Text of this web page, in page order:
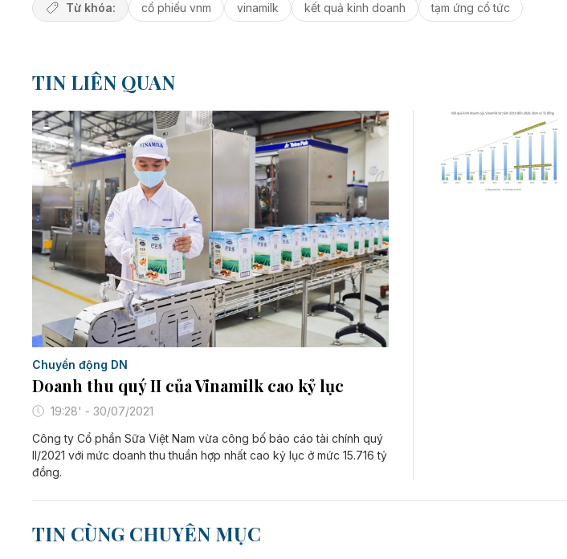
Từ khóa: cổ phiếu vnm vinamilk kết quả kinh doanh tạm ứng cổ tức
TIN LIÊN QUAN
Chuyển động DN
Doanh thu quý II của Vinamilk cao kỷ lục
19:28' - 30/07/2021
Công ty Cổ phần Sữa Việt Nam vừa công bố báo cáo tài chính quý
II/2021 với mức doanh thu thuần hợp nhất cao kỷ lục ở mức 15.716 tỷ
đồng.
TIN CÙNG CHUYÊN MỤC